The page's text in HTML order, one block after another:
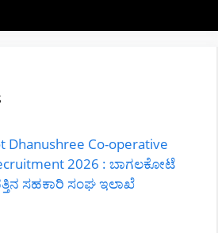
Dhanushree Co-operative
2026 : ಬಾಗಲಕೋಟೆ
ಸಹಕಾರಿ ಸಂಘ ಇಲಾಖೆ